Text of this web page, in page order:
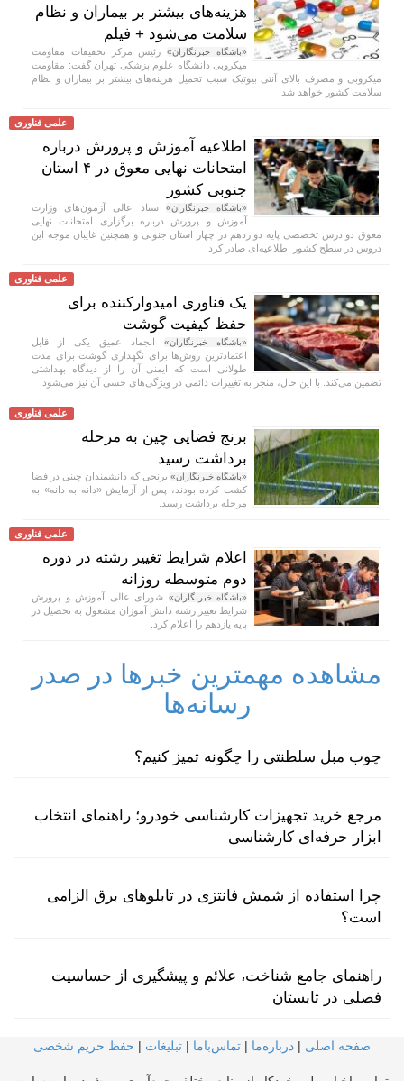
هزینه‌های بیشتر بر بیماران و نظام
سلامت می‌شود + فیلم
«باشگاه خبرنگاران»رئیس مرکز تحقیقات مقاومت
میکروبی دانشگاه علوم پزشکی تهران گفت: مقاومت
میکروبی و مصرف بالای آنتی بیوتیک سبب تحمیل هزینه‌های بیشتر بر بیماران و نظام
سلامت کشور خواهد شد.
علمی فناوری
اطلاعیه آموزش و پرورش درباره
امتحانات نهایی معوق در ۴ استان
جنوبی کشور
«باشگاه خبرنگاران» ستاد عالی آزمون‌های وزارت
آموزش و پرورش درباره برگزاری امتحانات نهایی
معوق دو درس تخصصی پایه دوازدهم در چهار استان جنوبی و همچنین غایبان موجه این
دروس در سطح کشور اطلاعیه‌ای صادر کرد.
علمی فناوری
یک فناوری امیدوارکننده برای
حفظ کیفیت گوشت
«باشگاه خبرنگاران» انجماد عمیق یکی از قابل
اعتمادترین روش‌ها برای نگهداری گوشت برای مدت
طولانی است که ایمنی آن را از دیدگاه بهداشتی
تضمین می‌کند. با این حال، منجر به تغییرات دائمی در ویژگی‌های حسی آن نیز می‌شود.
علمی فناوری
برنج فضایی چین به مرحله
برداشت رسید
«باشگاه خبرنگاران» برنجی که دانشمندان چینی در فضا
کشت کرده بودند، پس از آزمایش «دانه به دانه» به
مرحله برداشت رسید.
علمی فناوری
اعلام شرایط تغییر رشته در دوره
دوم متوسطه روزانه
«باشگاه خبرنگاران» شورای عالی آموزش و پرورش
شرایط تغییر رشته دانش آموزان مشغول به تحصیل در
پایه یازدهم را اعلام کرد.
مشاهده مهمترین خبرها در صدر
رسانه‌ها
چوب مبل سلطنتی را چگونه تمیز کنیم؟
مرجع خرید تجهیزات کارشناسی خودرو؛ راهنمای انتخاب
ابزار حرفه‌ای کارشناسی
چرا استفاده از شمش فانتزی در تابلوهای برق الزامی
است؟
راهنمای جامع شناخت، علائم و پیشگیری از حساسیت
فصلی در تابستان
صفحه اصلی | درباره‌ما | تماس‌با‌ما | تبلیغات | حفظ حریم شخصی